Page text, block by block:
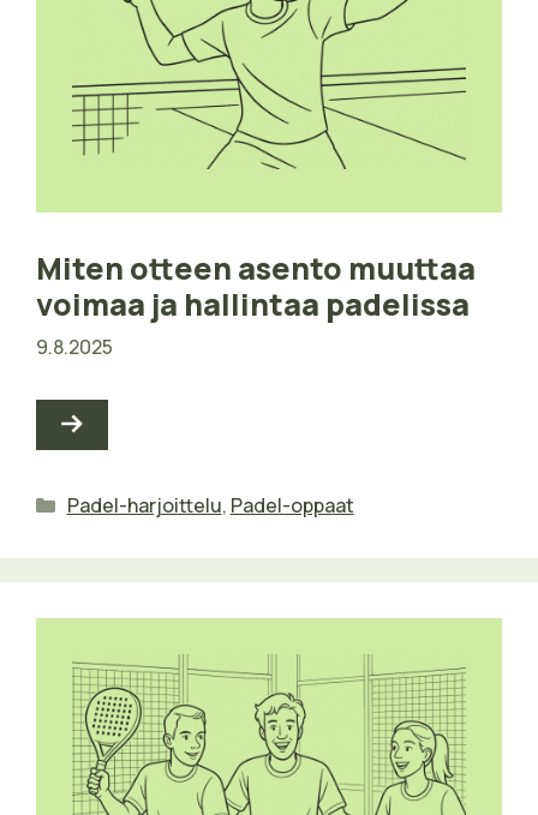
Miten otteen asento muuttaa
voimaa ja hallintaa padelissa
9.8.2025
Kategoriat
Padel-harjoittelu, Padel-oppaat